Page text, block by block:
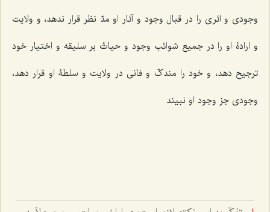
وجودی و اثری را در قبال وجود و آثار او مدّ نظر قرار ندهد، و ولایت
و ارادۀ او را در جمیع شوائب وجود و حیاتْ بر سلیقه و اختیار خود
ترجیح دهد، و خود را مندکّ و فانی در ولایت و سلطۀ او قرار دهد،
وجودی جز وجود او نبیند